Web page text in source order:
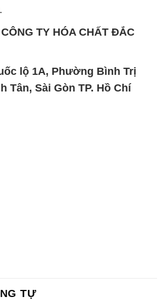
TY HÓA CHẤT ĐẮC
lộ 1A, Phường Bình Trị
Tân, Sài Gòn TP. Hồ Chí
TỰ